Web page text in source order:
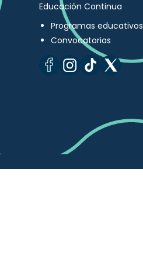
Educación Continua
Programas educativos
Convocatorias